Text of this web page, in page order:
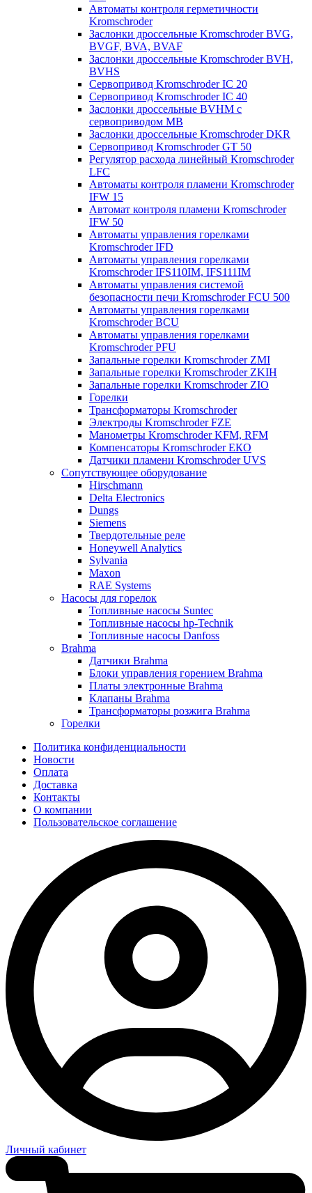
Автоматы контроля герметичности
Kromschroder
Заслонки дроссельные Kromschroder BVG,
BVGF, BVA, BVAF
Заслонки дроссельные Kromschroder BVH,
BVHS
Сервопривод Kromschroder IC 20
Сервопривод Kromschroder IC 40
Заслонки дроссельные BVHM с
сервоприводом МВ
Заслонки дроссельные Kromschroder DKR
Cервопривод Kromschroder GT 50
Регулятор расхода линейный Kromschroder
LFC
Автоматы контроля пламени Kromschroder
IFW 15
Автомат контроля пламени Kromschroder
IFW 50
Автоматы управления горелками
Kromschroder IFD
Автоматы управления горелками
Kromschroder IFS110IM, IFS111IM
Автоматы управления системой
безопасности печи Kromschroder FCU 500
Автоматы управления горелками
Kromschroder BCU
Автоматы управления горелками
Kromschroder PFU
Запальные горелки Kromschroder ZМI
Запальные горелки Kromschroder ZKIH
Запальные горелки Kromschroder ZIO
Горелки
Трансформаторы Kromschroder
Электроды Kromschroder FZE
Манометры Kromschroder KFM, RFM
Компенсаторы Kromschroder ЕКО
Датчики пламени Kromschroder UVS
Сопутствующее оборудование
Hirschmann
Delta Electronics
Dungs
Siemens
Твердотельные реле
Honeywell Analytics
Sylvania
Maxon
RAE Systems
Насосы для горелок
Топливные насосы Suntec
Топливные насосы hp-Technik
Топливные насосы Danfoss
Brahma
Датчики Brahma
Блоки управления горением Brahma
Платы электронные Brahma
Клапаны Brahma
Трансформаторы розжига Brahma
Горелки
Политика конфиденциальности
Новости
Оплата
Доставка
Контакты
О компании
Пользовательское соглашение
Личный кабинет